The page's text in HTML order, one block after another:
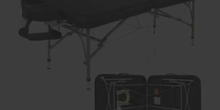
Massagebedden
Massagestoel
Behandelstoelen
Massagekussens en massagerollen
Accessoires en praktijkbenodigdheden